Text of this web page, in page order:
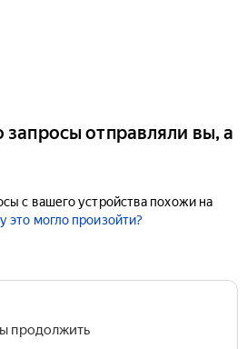
запросы отправляли вы, а
с вашего устройства похожи на
это могло произойти?
продолжить